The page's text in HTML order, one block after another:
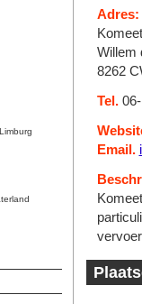
Adres:
Willem
8262
Tel.06-
Email.